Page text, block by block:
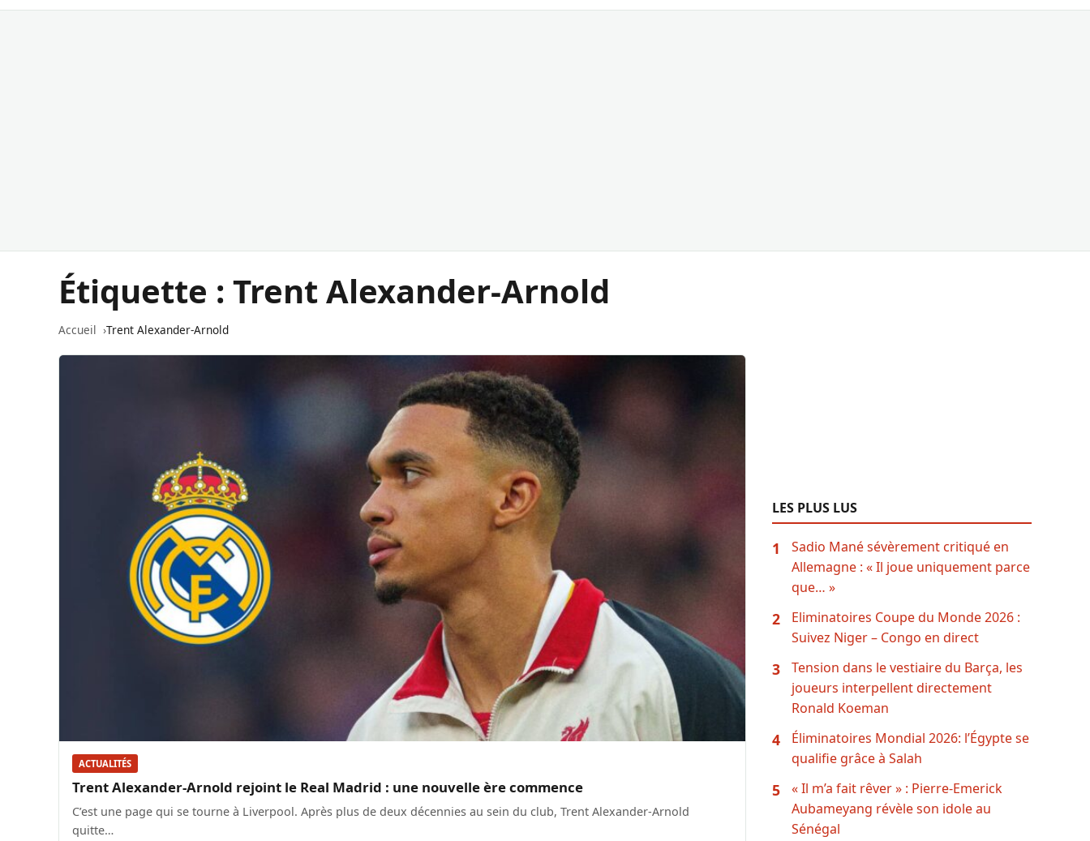
Étiquette : Trent Alexander-Arnold
Accueil Trent Alexander-Arnold
ACTUALITÉS
Trent Alexander-Arnold rejoint le Real Madrid : une nouvelle ère commence
C’est une page qui se tourne à Liverpool. Après plus de deux décennies au sein du club, Trent Alexander-Arnold
quitte…
LES PLUS LUS
1
Sadio Mané sévèrement critiqué en
Allemagne : « Il joue uniquement parce
que… »
2
Eliminatoires Coupe du Monde 2026 :
Suivez Niger – Congo en direct
3
Tension dans le vestiaire du Barça, les
joueurs interpellent directement
Ronald Koeman
4
Éliminatoires Mondial 2026: l’Égypte se
qualifie grâce à Salah
5
« Il m’a fait rêver » : Pierre-Emerick
Aubameyang révèle son idole au
Sénégal